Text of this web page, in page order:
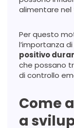
alimentare
Per questo
l’importanza
positivo
che possano
di controllo
Come
a